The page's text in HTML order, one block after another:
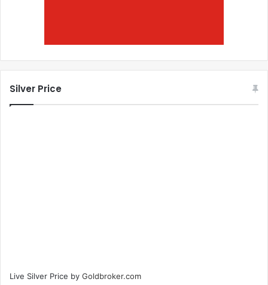
Silver Price
Live Silver Price by Goldbroker.com